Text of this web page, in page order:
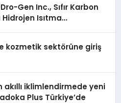
Gen Inc., Sıfır Karbon
Hidrojen Isıtma
kozmetik sektörüne giriş
akıllı iklimlendirmede yeni
Plus Türkiye’de